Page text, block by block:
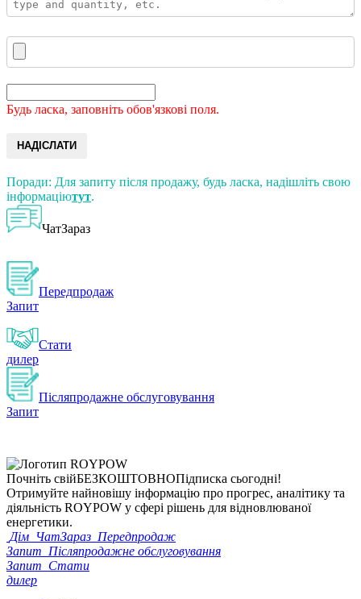
Будь ласка, заповніть обов'язкові поля.
НАДІСЛАТИ
Поради: Для запиту після продажу, будь ласка, надішліть свою
інформаціютут.
ЧатЗараз
Передпродаж
Запит
Стати
дилер
Післяпродажне обслуговування
Запит
Почніть свійБЕЗКОШТОВНОПідписка сьогодні!
Отримуйте найновішу інформацію про прогрес, аналітику та
діяльність ROYPOW у сфері рішень для відновлюваної
енергетики.
Дім ЧатЗараз Передпродаж
Запит Післяпродажне обслуговування
Запит Стати
дилер